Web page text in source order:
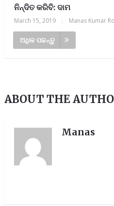
ନିନ୍ଦିତ କରିବି: ଦାମ
March 15, 2019 Manas Kumar
ଅଧିକ ପଢନ୍ତୁ
ABOUT THE
Manas